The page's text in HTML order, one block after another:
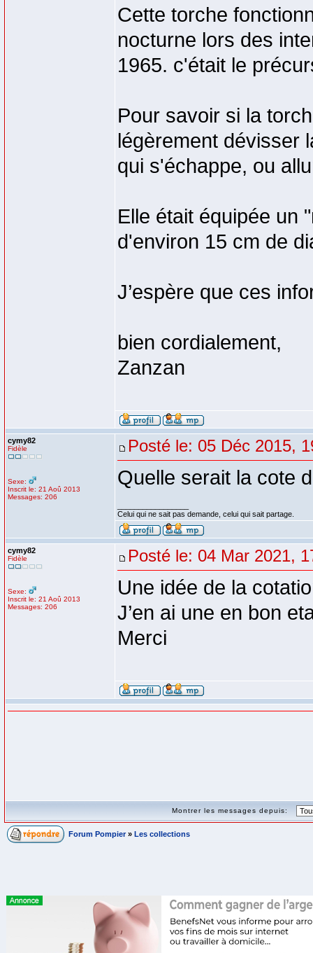
Cette torche
nocturne lors des
1965. c'était le
Pour savoir si la
légèrement dévisser
qui s'échappe, ou
Elle était équipée un
d'environ 15 cm de
J’espère que ces
bien cordialement,
Zanzan
cymy82
Fidèle
Sexe:
Inscrit le: 21 Aoû 2013
Messages: 206
Posté le: 05 Déc 2015,
Quelle serait la cote
Celui qui ne sait pas demande, celui qui sait partage.
cymy82
Fidèle
Sexe:
Inscrit le: 21 Aoû 2013
Messages: 206
Posté le: 04 Mar 2021,
Une idée de la
J’en ai une en bon
Merci
Montrer les messages depuis:
Forum Pompier » Les collections